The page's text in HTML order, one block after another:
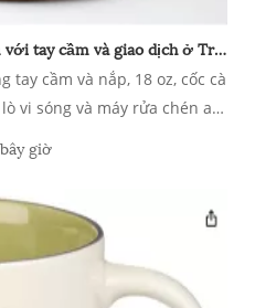
Mug cà phê du lịch bằng gốm với tay cầm và giao dịch ở Trung Quốc
tay cầm và nắp, 18 oz, cốc cà
vi sóng và máy rửa chén an
giờ